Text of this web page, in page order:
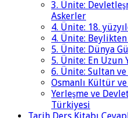
3. Ünite:
Askerler
4. Ünite: 18.
4. Ünite:
5. Ünite: Dünya
5. Ünite: En Uzun
6. Ünite: Sultan ve
Osmanlı Kültür ve
Yerleşme ve
Türkiyesi